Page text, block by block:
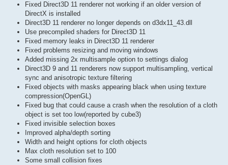
Fixed Direct3D 11 renderer not working if an older version of
DirectX is installed
Direct3D 11 renderer no longer depends on d3dx11_43.dll
Use precompiled shaders for Direct3D 11
Fixed memory leaks in Direct3D 11 renderer
Fixed problems resizing and moving windows
Added missing 2x multisample option to settings dialog
Direct3D 9 and 11 renderers now support multisampling, vertical
sync and anisotropic texture filtering
Fixed objects with masks appearing black when using texture
compression(OpenGL)
Fixed bug that could cause a crash when the resolution of a cloth
object is set too low(reported by cube3)
Fixed invisible selection boxes
Improved alpha/depth sorting
Width and height options for cloth objects
Max cloth resolution set to 100
Some small collision fixes